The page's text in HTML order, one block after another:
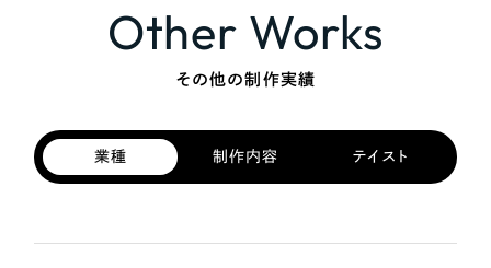
Other Works
その他の制作実績
業種 制作内容 テイスト